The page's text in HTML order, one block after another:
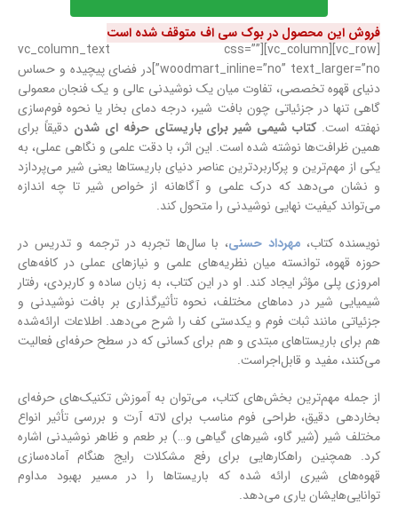
فروش این محصول در بوک سی اف متوقف شده است
[vc_row][vc_column][vc_column_text css=””
woodmart_inline=”no” text_larger=”no”]در فضای پیچیده و حساس
دنیای قهوه تخصصی، تفاوت میان یک نوشیدنی عالی و یک فنجان معمولی
گاهی تنها در جزئیاتی چون بافت شیر، درجه دمای بخار یا نحوه فوم‌سازی
نهفته است. کتاب شیمی شیر برای باریستای حرفه ای شدن دقیقاً برای
همین ظرافت‌ها نوشته شده است. این اثر، با دقت علمی و نگاهی عملی، به
یکی از مهم‌ترین و پرکاربردترین عناصر دنیای باریستاها یعنی شیر می‌پردازد
و نشان می‌دهد که درک علمی و آگاهانه از خواص شیر تا چه اندازه
می‌تواند کیفیت نهایی نوشیدنی را متحول کند.
نویسنده کتاب، مهرداد حسنی، با سال‌ها تجربه در ترجمه و تدریس در
حوزه قهوه، توانسته میان نظریه‌های علمی و نیازهای عملی در کافه‌های
امروزی پلی مؤثر ایجاد کند. او در این کتاب، به زبان ساده و کاربردی، رفتار
شیمیایی شیر در دماهای مختلف، نحوه تأثیرگذاری بر بافت نوشیدنی و
جزئیاتی مانند ثبات فوم و یکدستی کف را شرح می‌دهد. اطلاعات ارائه‌شده
هم برای باریستاهای مبتدی و هم برای کسانی که در سطح حرفه‌ای فعالیت
می‌کنند، مفید و قابل‌اجراست.
از جمله مهم‌ترین بخش‌های کتاب، می‌توان به آموزش تکنیک‌های حرفه‌ای
بخاردهی دقیق، طراحی فوم مناسب برای لاته آرت و بررسی تأثیر انواع
مختلف شیر (شیر گاو، شیرهای گیاهی و…) بر طعم و ظاهر نوشیدنی اشاره
کرد. همچنین راهکارهایی برای رفع مشکلات رایج هنگام آماده‌سازی
قهوه‌های شیری ارائه شده که باریستاها را در مسیر بهبود مداوم
توانایی‌هایشان یاری می‌دهد.